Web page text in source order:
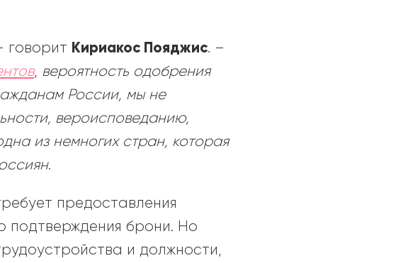
говорит Кириакос Пояджис. –
, вероятность одобрения
России, мы не
вероисповеданию,
из немногих стран, которая
.
предоставления
подтверждения брони. Но
и должности,